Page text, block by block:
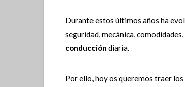
Durante estos últimos años ha
seguridad, mecánica, comodidades,
conducción diaria.
Por ello, hoy os queremos traer los